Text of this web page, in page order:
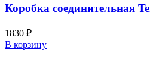
Коробка соединительная
1830 ₽
В корзину